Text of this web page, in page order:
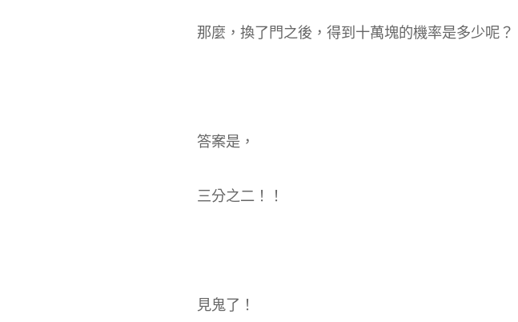
那麼，換了門之後，得到十萬塊的機率是多少呢？
答案是，
三分之二！！
見鬼了！